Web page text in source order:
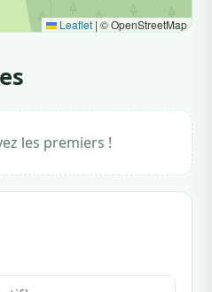
Leaflet | © OpenStreetMap
les premiers !